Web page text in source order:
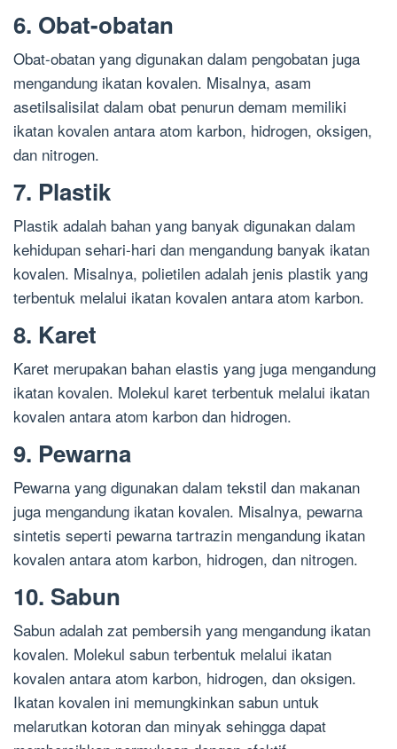
6. Obat-obatan
Obat-obatan yang digunakan dalam pengobatan juga
mengandung ikatan kovalen. Misalnya, asam
asetilsalisilat dalam obat penurun demam memiliki
ikatan kovalen antara atom karbon, hidrogen, oksigen,
dan nitrogen.
7. Plastik
Plastik adalah bahan yang banyak digunakan dalam
kehidupan sehari-hari dan mengandung banyak ikatan
kovalen. Misalnya, polietilen adalah jenis plastik yang
terbentuk melalui ikatan kovalen antara atom karbon.
8. Karet
Karet merupakan bahan elastis yang juga mengandung
ikatan kovalen. Molekul karet terbentuk melalui ikatan
kovalen antara atom karbon dan hidrogen.
9. Pewarna
Pewarna yang digunakan dalam tekstil dan makanan
juga mengandung ikatan kovalen. Misalnya, pewarna
sintetis seperti pewarna tartrazin mengandung ikatan
kovalen antara atom karbon, hidrogen, dan nitrogen.
10. Sabun
Sabun adalah zat pembersih yang mengandung ikatan
kovalen. Molekul sabun terbentuk melalui ikatan
kovalen antara atom karbon, hidrogen, dan oksigen.
Ikatan kovalen ini memungkinkan sabun untuk
melarutkan kotoran dan minyak sehingga dapat